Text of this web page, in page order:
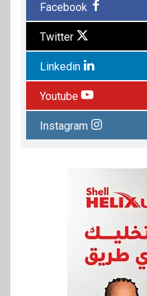
Facebook
Twitter
Linkedin
Youtube
Instagram